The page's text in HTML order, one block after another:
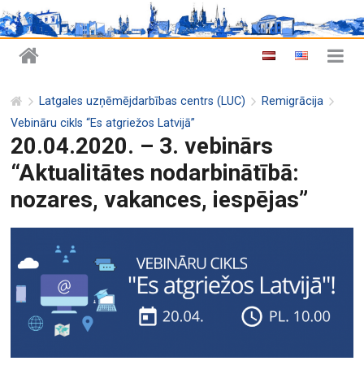
Latgales uzņēmējdarbības centrs (LUC)
Remigrācija
Vebināru cikls “Es atgriežos Latvijā”
20.04.2020. – 3. vebinārs
“Aktualitātes nodarbinātībā:
nozares, vakances, iespējas”